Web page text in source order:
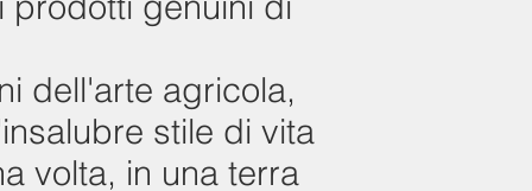
dell'arte agricola,
stile di vita
volta, in una terra